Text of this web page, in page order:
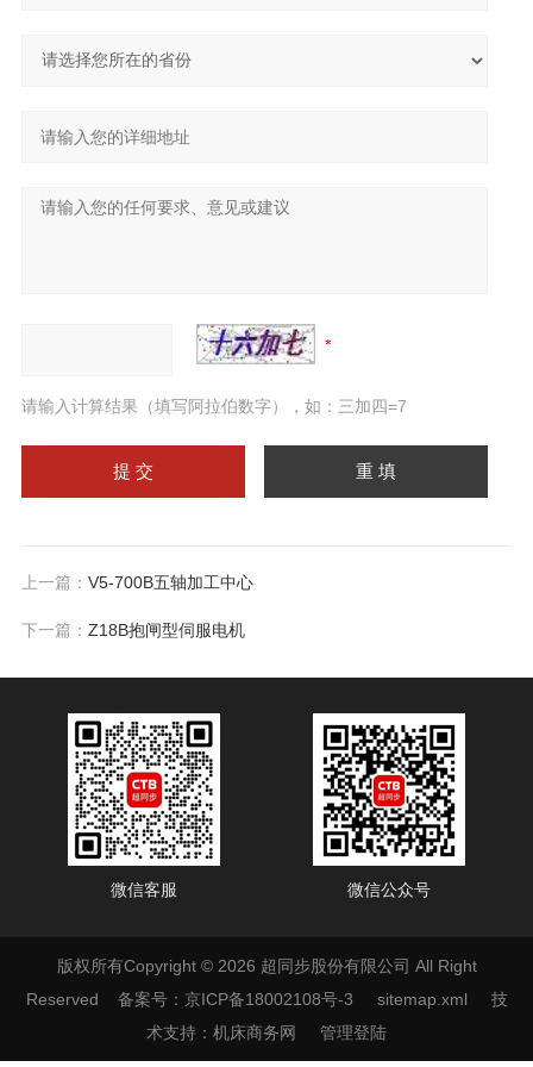
请输入计算结果（填写阿拉伯数字），如：三加四=7
上一篇： V5-700B五轴加工中心
下一篇： Z18B抱闸型伺服电机
微信客服 微信公众号
版权所有Copyright © 2026 超同步股份有限公司 All Right
Reserved 备案号：京ICP备18002108号-3 sitemap.xml 技
术支持： 机床商务网 管理登陆